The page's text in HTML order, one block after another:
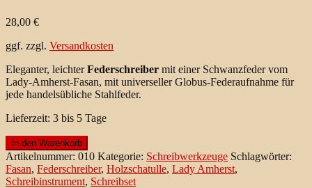
28,00 €
ggf. zzgl. Versandkosten
Eleganter, leichterFederschreiber mit einer Schwanzfeder vom
Lady-Amherst-Fasan, mit universeller Globus-Federaufnahme für
jede handelsübliche Stahlfeder.
Lieferzeit: 3 bis 5 Tage
Schreibset
"Lady-
Amherst"
Fasanenfeder
In den Warenkorb
Artikelnummer: 010 Kategorie: Schreibwerkzeuge Schlagwörter:
Fasan, Federschreiber, Holzschatulle, Lady Amherst,
Schreibinstrument, Schreibset